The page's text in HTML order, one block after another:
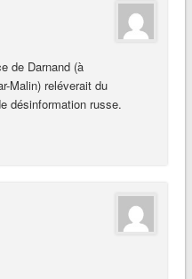
de Darnand (à
Malin) reléverait du
désinformation russe.